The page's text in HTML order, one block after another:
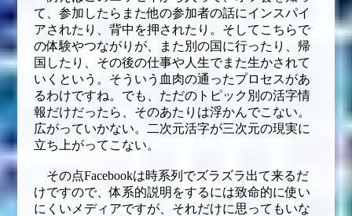
て、参加したらまた他の参加者の話にインスパイ
アされたり、背中を押されたり。そしてこちらで
の体験やつながりが、また別の国に行ったり、帰
国したり、その後の仕事や人生でまた生かされて
いくという。そういう血肉の通ったプロセスがあ
るわけですね。でも、ただのトピック別の活字情
報だけだったら、そのあたりは浮かんでこない。
広がっていかない。二次元活字が三次元の現実に
立ち上がってこない。
その点Facebookは時系列でズラズラ出て来るだ
けですので、体系的説明をするには致命的に使い
にくいメディアですが、それだけに思ってもいな